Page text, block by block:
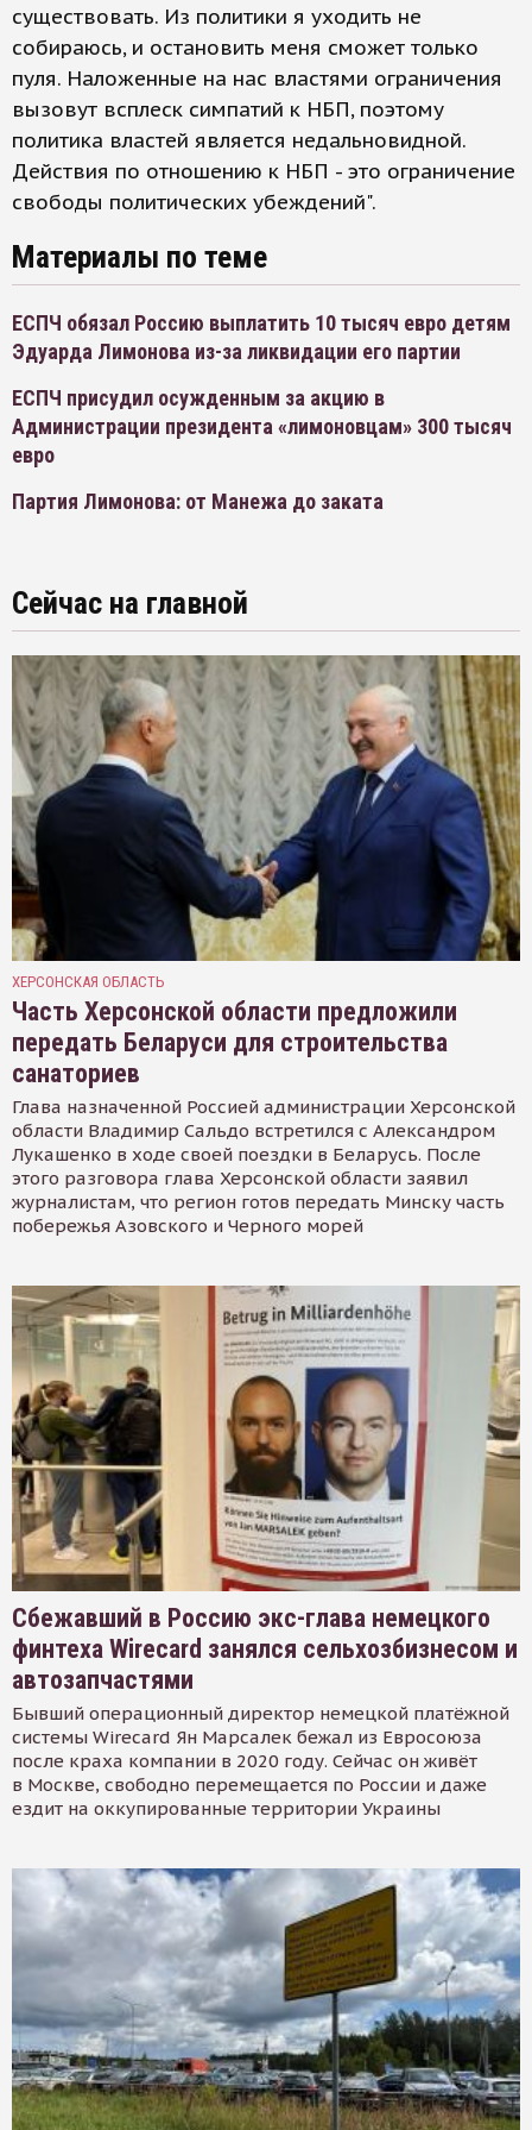
существовать. Из политики я уходить не
собираюсь, и остановить меня сможет только
пуля. Наложенные на нас властями ограничения
вызовут всплеск симпатий к НБП, поэтому
политика властей является недальновидной.
Действия по отношению к НБП - это ограничение
свободы политических убеждений".
Материалы по теме
ЕСПЧ обязал Россию выплатить 10 тысяч евро детям
Эдуарда Лимонова из-за ликвидации его партии
ЕСПЧ присудил осужденным за акцию в
Администрации президента «лимоновцам» 300 тысяч
евро
Партия Лимонова: от Манежа до заката
Сейчас на главной
ХЕРСОНСКАЯ ОБЛАСТЬ
Часть Херсонской области предложили
передать Беларуси для строительства
санаториев
Глава назначенной Россией администрации Херсонской
области Владимир Сальдо встретился с Александром
Лукашенко в ходе своей поездки в Беларусь. После
этого разговора глава Херсонской области заявил
журналистам, что регион готов передать Минску часть
побережья Азовского и Черного морей
Сбежавший в Россию экс-глава немецкого
финтеха Wirecard занялся сельхозбизнесом и
автозапчастями
Бывший операционный директор немецкой платёжной
системы Wirecard Ян Марсалек бежал из Евросоюза
после краха компании в 2020 году. Сейчас он живёт
в Москве, свободно перемещается по России и даже
ездит на оккупированные территории Украины